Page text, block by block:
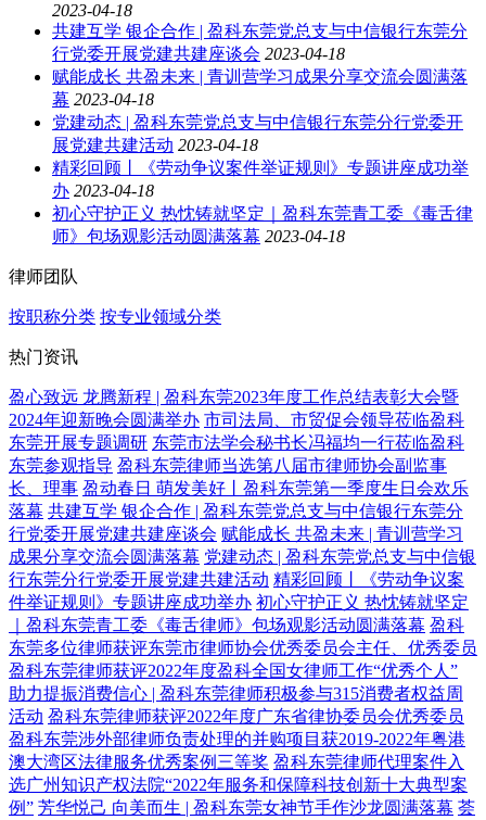
2023-04-18
共建互学 银企合作 | 盈科东莞党总支与中信银行东莞分
行党委开展党建共建座谈会 2023-04-18
赋能成长 共盈未来 | 青训营学习成果分享交流会圆满落
幕 2023-04-18
党建动态 | 盈科东莞党总支与中信银行东莞分行党委开
展党建共建活动 2023-04-18
精彩回顾丨《劳动争议案件举证规则》专题讲座成功举
办 2023-04-18
初心守护正义 热忱铸就坚定｜盈科东莞青工委《毒舌律
师》包场观影活动圆满落幕 2023-04-18
律师团队
按职称分类 按专业领域分类
热门资讯
盈心致远 龙腾新程 | 盈科东莞2023年度工作总结表彰大会暨
2024年迎新晚会圆满举办 市司法局、市贸促会领导莅临盈科
东莞开展专题调研 东莞市法学会秘书长冯福均一行莅临盈科
东莞参观指导 盈科东莞律师当选第八届市律师协会副监事
长、理事 盈动春日 萌发美好丨盈科东莞第一季度生日会欢乐
落幕 共建互学 银企合作 | 盈科东莞党总支与中信银行东莞分
行党委开展党建共建座谈会 赋能成长 共盈未来 | 青训营学习
成果分享交流会圆满落幕 党建动态 | 盈科东莞党总支与中信银
行东莞分行党委开展党建共建活动 精彩回顾丨《劳动争议案
件举证规则》专题讲座成功举办 初心守护正义 热忱铸就坚定
｜盈科东莞青工委《毒舌律师》包场观影活动圆满落幕 盈科
东莞多位律师获评东莞市律师协会优秀委员会主任、优秀委员
盈科东莞律师获评2022年度盈科全国女律师工作“优秀个人”
助力提振消费信心 | 盈科东莞律师积极参与315消费者权益周
活动 盈科东莞律师获评2022年度广东省律协委员会优秀委员
盈科东莞涉外部律师负责处理的并购项目获2019-2022年粤港
澳大湾区法律服务优秀案例三等奖 盈科东莞律师代理案件入
选广州知识产权法院“2022年服务和保障科技创新十大典型案
例” 芳华悦己 向美而生 | 盈科东莞女神节手作沙龙圆满落幕 荟